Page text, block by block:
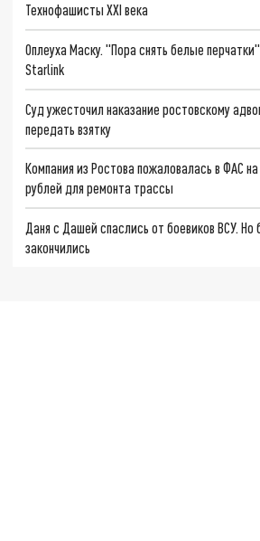
Технофашисты XXI века
Оплеуха Маску. "Пора снять белые
Starlink
Суд ужесточил наказание ростовскому
передать взятку
Компания из Ростова пожаловалась в ФАС на
рублей для ремонта трассы
Даня с Дашей спаслись от боевиков ВСУ.
закончились